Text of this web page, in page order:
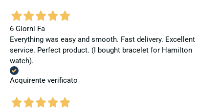
6 Giorni Fa
Everything was easy and smooth. Fast delivery. Excellent
service. Perfect product. (I bought bracelet for Hamilton
watch).
Acquirente verificato